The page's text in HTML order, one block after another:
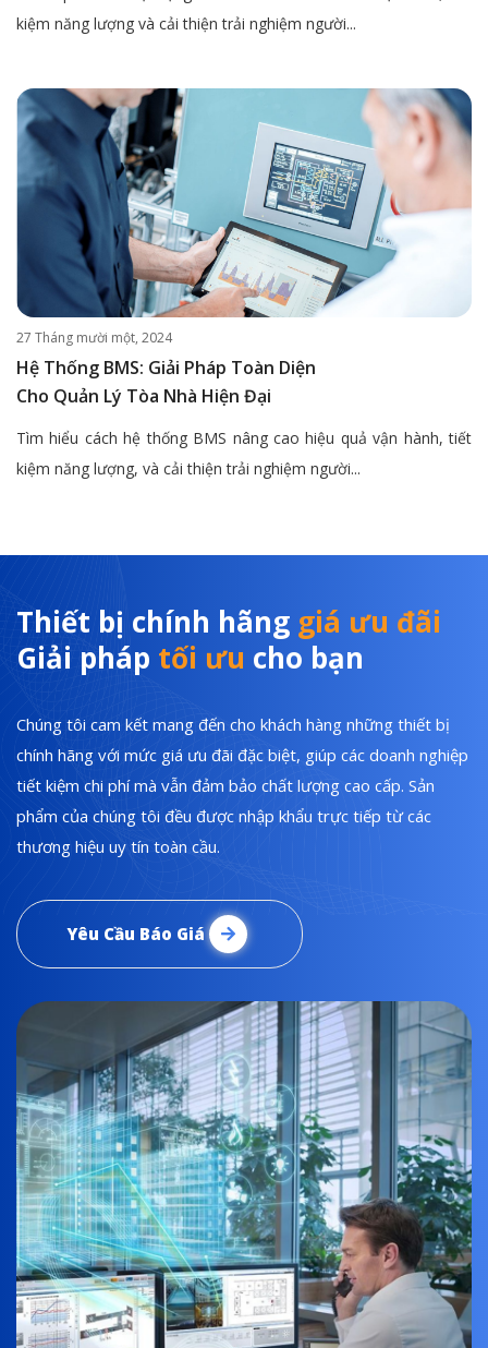
kiệm năng lượng và cải thiện trải nghiệm người...
27 Tháng mười một, 2024
Hệ Thống BMS: Giải Pháp Toàn Diện
Cho Quản Lý Tòa Nhà Hiện Đại
Tìm hiểu cách hệ thống BMS nâng cao hiệu quả vận hành, tiết
kiệm năng lượng, và cải thiện trải nghiệm người...
Thiết bị chính hãng giá ưu đãi
Giải pháp tối ưu cho bạn
Chúng tôi cam kết mang đến cho khách hàng những thiết bị
chính hãng với mức giá ưu đãi đặc biệt, giúp các doanh nghiệp
tiết kiệm chi phí mà vẫn đảm bảo chất lượng cao cấp. Sản
phẩm của chúng tôi đều được nhập khẩu trực tiếp từ các
thương hiệu uy tín toàn cầu.
Yêu Cầu Báo Giá